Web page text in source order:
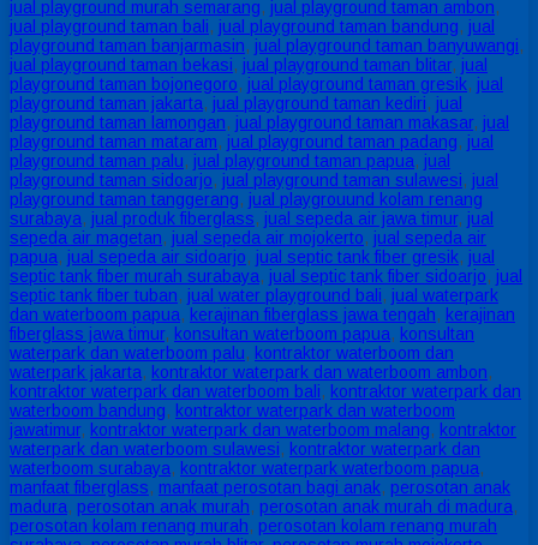
jual playground murah semarang, jual playground taman ambon,
jual playground taman bali, jual playground taman bandung, jual
playground taman banjarmasin, jual playground taman banyuwangi,
jual playground taman bekasi, jual playground taman blitar, jual
playground taman bojonegoro, jual playground taman gresik, jual
playground taman jakarta, jual playground taman kediri, jual
playground taman lamongan, jual playground taman makasar, jual
playground taman mataram, jual playground taman padang, jual
playground taman palu, jual playground taman papua, jual
playground taman sidoarjo, jual playground taman sulawesi, jual
playground taman tanggerang, jual playgrouund kolam renang
surabaya, jual produk fiberglass, jual sepeda air jawa timur, jual
sepeda air magetan, jual sepeda air mojokerto, jual sepeda air
papua, jual sepeda air sidoarjo, jual septic tank fiber gresik, jual
septic tank fiber murah surabaya, jual septic tank fiber sidoarjo, jual
septic tank fiber tuban, jual water playground bali, jual waterpark
dan waterboom papua, kerajinan fiberglass jawa tengah, kerajinan
fiberglass jawa timur, konsultan waterboom papua, konsultan
waterpark dan waterboom palu, kontraktor waterboom dan
waterpark jakarta, kontraktor waterpark dan waterboom ambon,
kontraktor waterpark dan waterboom bali, kontraktor waterpark dan
waterboom bandung, kontraktor waterpark dan waterboom
jawatimur, kontraktor waterpark dan waterboom malang, kontraktor
waterpark dan waterboom sulawesi, kontraktor waterpark dan
waterboom surabaya, kontraktor waterpark waterboom papua,
manfaat fiberglass, manfaat perosotan bagi anak, perosotan anak
madura, perosotan anak murah, perosotan anak murah di madura,
perosotan kolam renang murah, perosotan kolam renang murah